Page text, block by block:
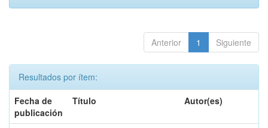
Anterior 1 Siguiente
Resultados por ítem:
Fecha de
publicación
Título Autor(es)